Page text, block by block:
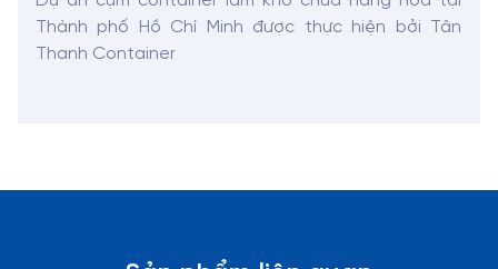
Thành phố Hồ Chí Minh được thực hiện bởi Tân
Thanh Container